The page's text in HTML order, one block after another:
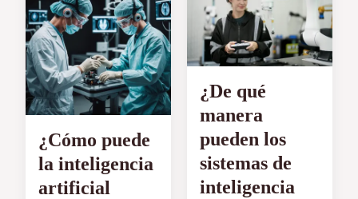
¿Cómo puede
la inteligencia
artificial
¿De qué
manera
pueden los
sistemas de
inteligencia